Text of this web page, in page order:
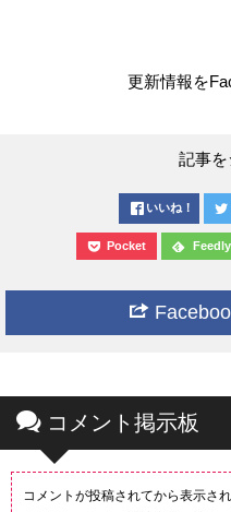
更新情報を
記事を
いいね！
Pocket Feedly
コメント掲示板
コメントが投稿されてから表示さ